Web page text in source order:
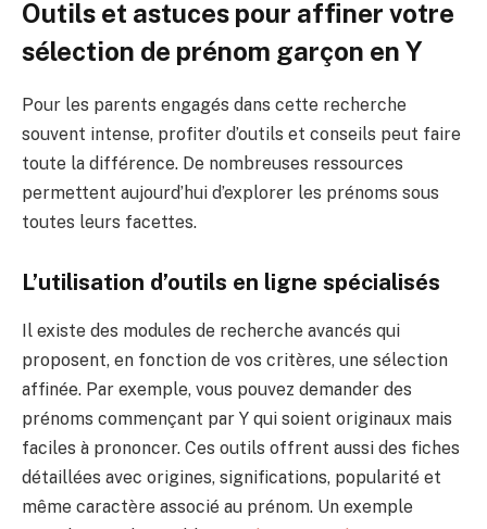
Outils et astuces pour affiner votre
sélection de prénom garçon en Y
Pour les parents engagés dans cette recherche
souvent intense, profiter d’outils et conseils peut faire
toute la différence. De nombreuses ressources
permettent aujourd’hui d’explorer les prénoms sous
toutes leurs facettes.
L’utilisation d’outils en ligne spécialisés
Il existe des modules de recherche avancés qui
proposent, en fonction de vos critères, une sélection
affinée. Par exemple, vous pouvez demander des
prénoms commençant par Y qui soient originaux mais
faciles à prononcer. Ces outils offrent aussi des fiches
détaillées avec origines, significations, popularité et
même caractère associé au prénom. Un exemple